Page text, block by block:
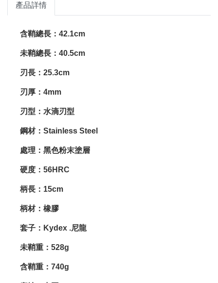
產品詳情
含鞘總長：42.1cm
未鞘總長：40.5cm
刃長：25.3cm
刃厚：4mm
刃型：水滴刃型
鋼材：Stainless Steel
處理：黑色粉末塗層
硬度：56HRC
柄長：15cm
柄材：橡膠
套子：Kydex .尼龍
未鞘重：528g
含鞘重：740g